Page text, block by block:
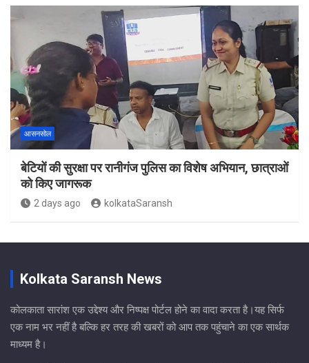
आसनसोल
बेटियों की सुरक्षा पर रानीगंज पुलिस का विशेष अभियान, छात्राओं
को किए जागरूक
2 days ago kolkataSaransh
Kolkata Saransh News
कोलकाता सारांश एक उद्देश्य और निष्पक्ष पोर्टल होने का वादा करता है।यह सिर्फ
एक नाम भर नहीं है बल्कि हर तरह की खबरों को आप तक पहुंचाने का एक सार्थक
माध्यम है।